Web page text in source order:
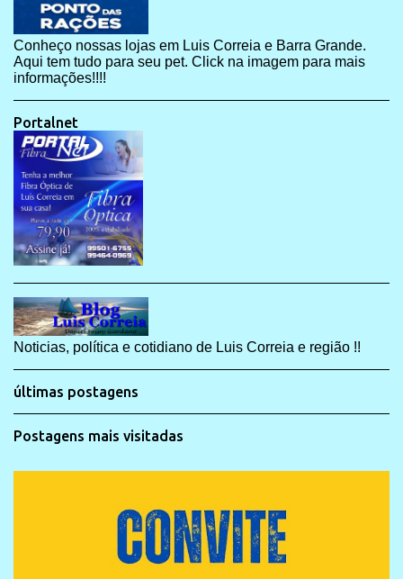
Conheço nossas lojas em Luis Correia e Barra Grande.
Aqui tem tudo para seu pet. Click na imagem para mais
informações!!!!
Portalnet
Noticias, política e cotidiano de Luis Correia e região !!
últimas postagens
Postagens mais visitadas